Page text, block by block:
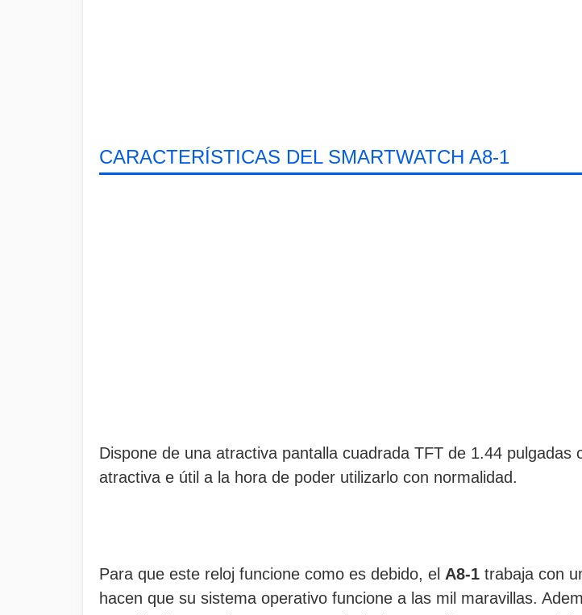
CARACTERÍSTICAS DEL SMARTWATCH A8-1
Dispone de una atractiva pantalla cuadrada TFT de 1.44
atractiva e útil a la hora de poder utilizarlo con normalidad.
Para que este reloj funcione como es debido, el A8-1 trabaja con
hacen que su sistema operativo funcione a las mil maravillas.